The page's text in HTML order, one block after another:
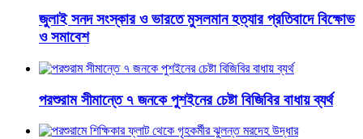
জুলাই সনদ সংস্কার ও ভারতে মুসলমান হত্যার প্রতিবাদে বিক্ষোভ
ও সমাবেশ
পরশুরাম সীমান্তে ৭ জনকে পুশইনের চেষ্টা বিজিবির বাধায় ব্যর্থ